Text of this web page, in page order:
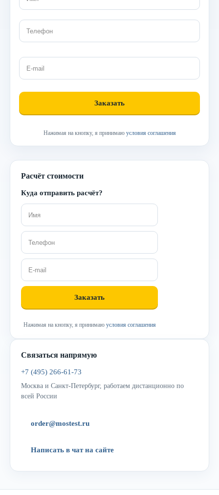
Нажимая на кнопку, я принимаю условия соглашения
Расчёт стоимости
Куда отправить расчёт?
Нажимая на кнопку, я принимаю условия соглашения
Связаться напрямую
+7 (495) 266-61-73
Москва и Санкт-Петербург, работаем дистанционно по
всей России
order@mostest.ru
Написать в чат на сайте